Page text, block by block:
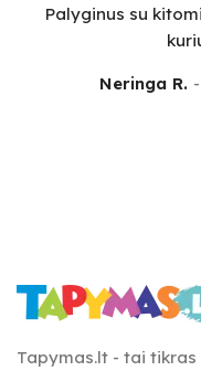
Palyginus su
Neringa R.
Tapymas.lt - tai